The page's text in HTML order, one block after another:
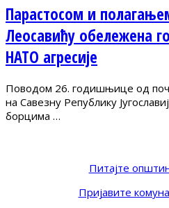
Парастосом и
Леосавићу обележена
НАТО агресије
Поводом 26. годишњице од
на Савезну Републику
борцима …
Питајте
Пријавите